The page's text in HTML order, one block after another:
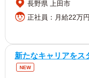
長野県 上田市
正社員：月給22万
新たなキャリアをス
NEW